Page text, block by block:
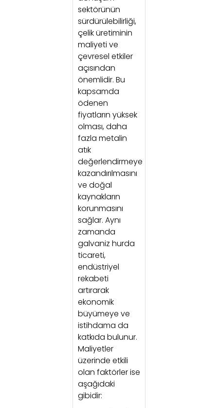
sektörünün
sürdürülebilirliği,
çelik üretiminin
maliyeti ve
çevresel etkiler
açısından
önemlidir. Bu
kapsamda
ödenen
fiyatların yüksek
olması, daha
fazla metalin
atık
değerlendirmeye
kazandırılmasını
ve doğal
kaynakların
korunmasını
sağlar. Aynı
zamanda
galvaniz hurda
ticareti,
endüstriyel
rekabeti
artırarak
ekonomik
büyümeye ve
istihdama da
katkıda bulunur.
Maliyetler
üzerinde etkili
olan faktörler ise
aşağıdaki
gibidir: